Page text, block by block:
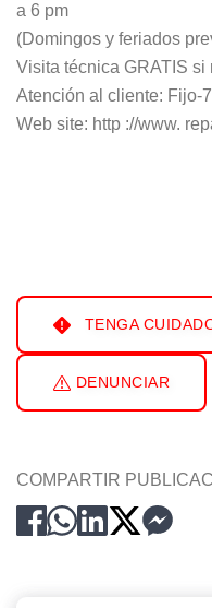
a 6 pm
(Domingos y feriados
Visita técnica GRATIS si
Atención al cliente: Fijo-
Web site: http ://www.
TENGA
DENUNCIAR
COMPARTIR